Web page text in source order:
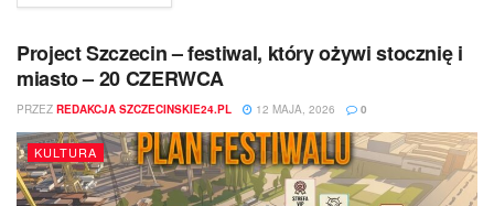
Project Szczecin – festiwal, który ożywi stocznię i
miasto – 20 CZERWCA
PRZEZ REDAKCJA SZCZECINSKIE24.PL 12 MAJA, 2026 0
KULTURA